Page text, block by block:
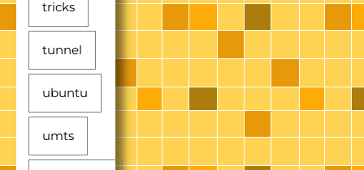
tricks
tunnel
ubuntu
umts